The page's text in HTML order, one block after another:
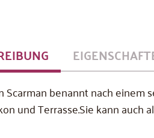
benannt nach
und Terrasse.Sie kann auch